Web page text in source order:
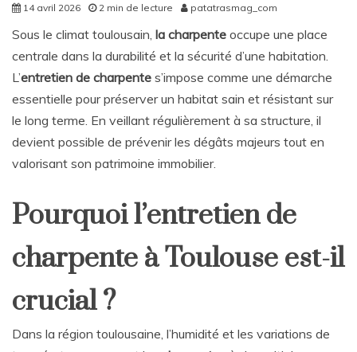
14 avril 2026 2 min de lecture patatrasmag_com
Sous le climat toulousain, la charpente occupe une place
centrale dans la durabilité et la sécurité d’une habitation.
L’entretien de charpente s’impose comme une démarche
essentielle pour préserver un habitat sain et résistant sur
le long terme. En veillant régulièrement à sa structure, il
devient possible de prévenir les dégâts majeurs tout en
valorisant son patrimoine immobilier.
Pourquoi l’entretien de
charpente à Toulouse est-il
crucial ?
Dans la région toulousaine, l’humidité et les variations de